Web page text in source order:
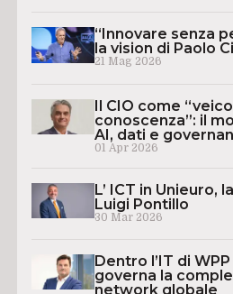
“Innovare senza
la vision di Paolo
21 Mag 2026
Il CIO come
conoscenza”: il
AI, dati e
01 Apr 2026
L’ ICT in Unieuro,
Luigi Pontillo
30 Mar 2026
Dentro l’IT di
governa la
network globale